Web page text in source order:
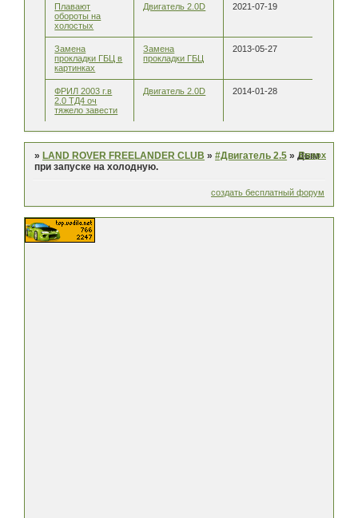
Плавают
обороты на
холостых
Двигатель 2.0D 2021-07-19
Замена
прокладки ГБЦ в
картинках
Замена
прокладки ГБЦ
2013-05-27
ФРИЛ 2003 г.в
2.0 ТД4 оч
тяжело завести
Двигатель 2.0D 2014-01-28
» LAND ROVER FREELANDER CLUB »#Двигатель 2.5 »Дым
при запуске на холодную.
Вверх
создать бесплатный форум